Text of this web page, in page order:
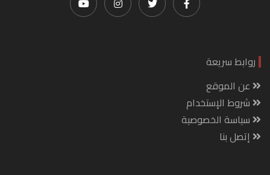
روابط سريعة
عن الموقع
شروط الإستخدام
سياسة الخصوصية
إتصل بنا